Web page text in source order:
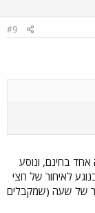
#9
בחינם, ונוסע
לאיחור של חצי
של שעה (שמקבלים